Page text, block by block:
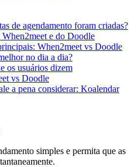
de agendamento foram criadas?
e do Doodle
When2meet vs Doodle
no dia a dia?
os usuários dizem
vs Doodle
a pena considerar: Koalendar
simples e permita que as